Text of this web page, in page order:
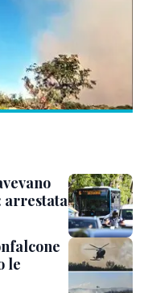
arrestata
le